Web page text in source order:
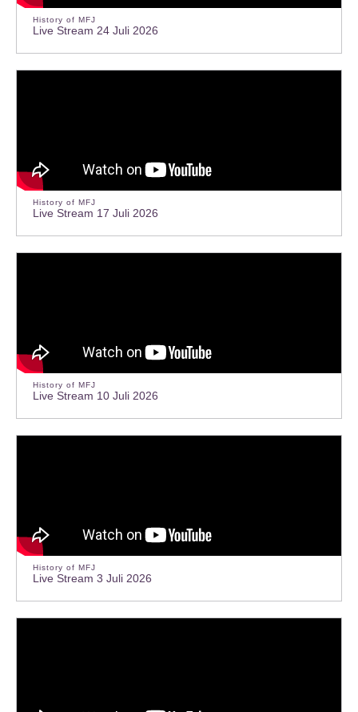
History of MFJ
Live Stream 24 Juli 2026
History of MFJ
Live Stream 17 Juli 2026
History of MFJ
Live Stream 10 Juli 2026
History of MFJ
Live Stream 3 Juli 2026